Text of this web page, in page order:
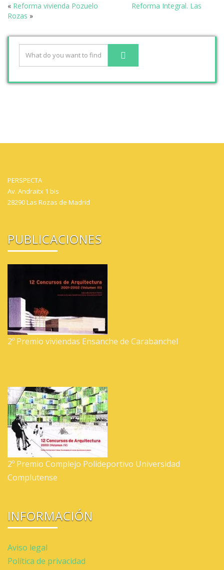
« Reforma vivienda Pozuelo
Reforma Integral. Las
Rozas »
PERSPECTA
Av. Andraitx 1 bis
28290 Las Rozas de Madrid
PUBLICACIONES
2º Premio viviendas Ensanche de Carabanchel
2º Premio Complejo Polideportivo Universidad
Complutense
INFORMACIÓN
Aviso legal
Política de privacidad